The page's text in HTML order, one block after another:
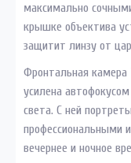
максимально
крышке объектива
защитит линзу от
Фронтальная
усилена
света. С ней
профессиональными
вечернее и ночное